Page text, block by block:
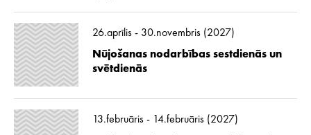
26.aprīlis - 30.novembris (2027)
Nūjošanas nodarbības sestdienās un
svētdienās
13.februāris - 14.februāris (2027)